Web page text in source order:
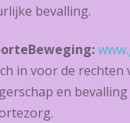
bevalling.
in voor de rechten
en